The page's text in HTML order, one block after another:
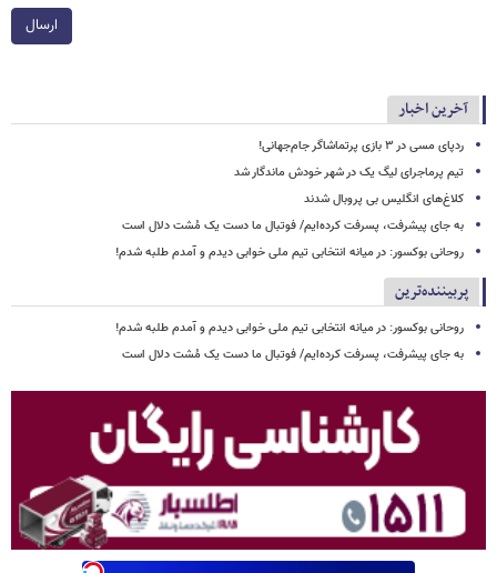
ارسال
آخرین اخبار
ردپای مسی در ۳ بازی پرتماشاگر جام‌جهانی!
تیم پرماجرای لیگ یک در شهر خودش ماندگار شد
کلاغ‌های انگلیس بی پروبال شدند
به جای پیشرفت، پسرفت کرده‌ایم/ فوتبال ما دست یک مُشت دلال است
روحانی بوکسور: در میانه انتخابی تیم ملی خوابی دیدم و آمدم طلبه شدم!
پربیننده‌ترین
روحانی بوکسور: در میانه انتخابی تیم ملی خوابی دیدم و آمدم طلبه شدم!
به جای پیشرفت، پسرفت کرده‌ایم/ فوتبال ما دست یک مُشت دلال است